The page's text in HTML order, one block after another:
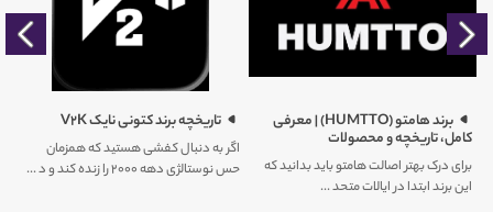
برند هامتو (HUMTTO) | معرفی
کامل، تاریخچه و محصولات
برای درک بهتر اصالت هامتو باید بدانید که
این برند ابتدا در ایالات متحد ...
تاریخچه برند کتونی نایک V2K
اگر به دنبال کفشی هستید که همزمان
حس نوستالژی دهه ۲۰۰۰ را زنده کند و د ...